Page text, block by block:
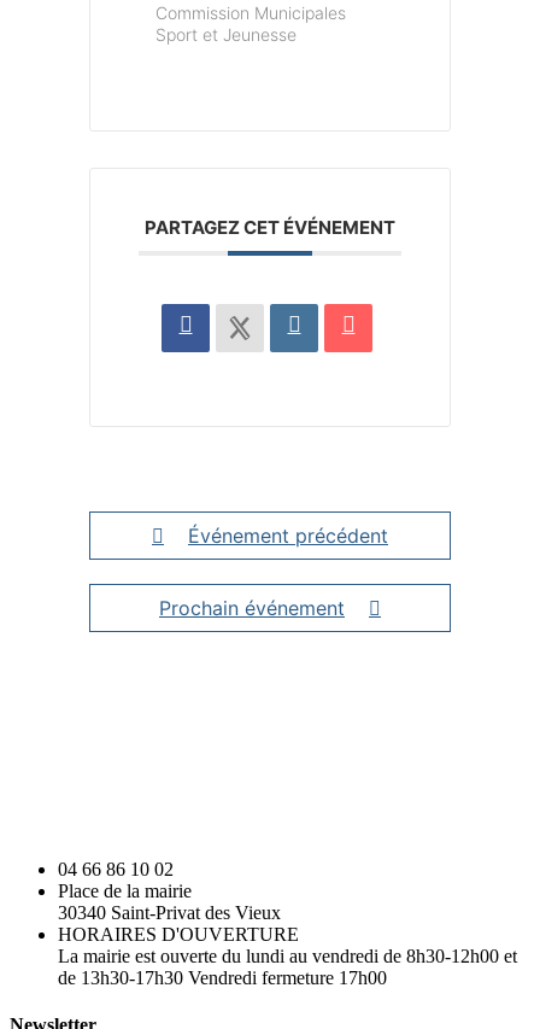
Commission Municipales
Sport et Jeunesse
PARTAGEZ CET ÉVÉNEMENT
Événement précédent
Prochain événement
04 66 86 10 02
Place de la mairie
30340 Saint-Privat des Vieux
HORAIRES D'OUVERTURE
La mairie est ouverte du lundi au vendredi de 8h30-12h00 et
de 13h30-17h30 Vendredi fermeture 17h00
Newsletter